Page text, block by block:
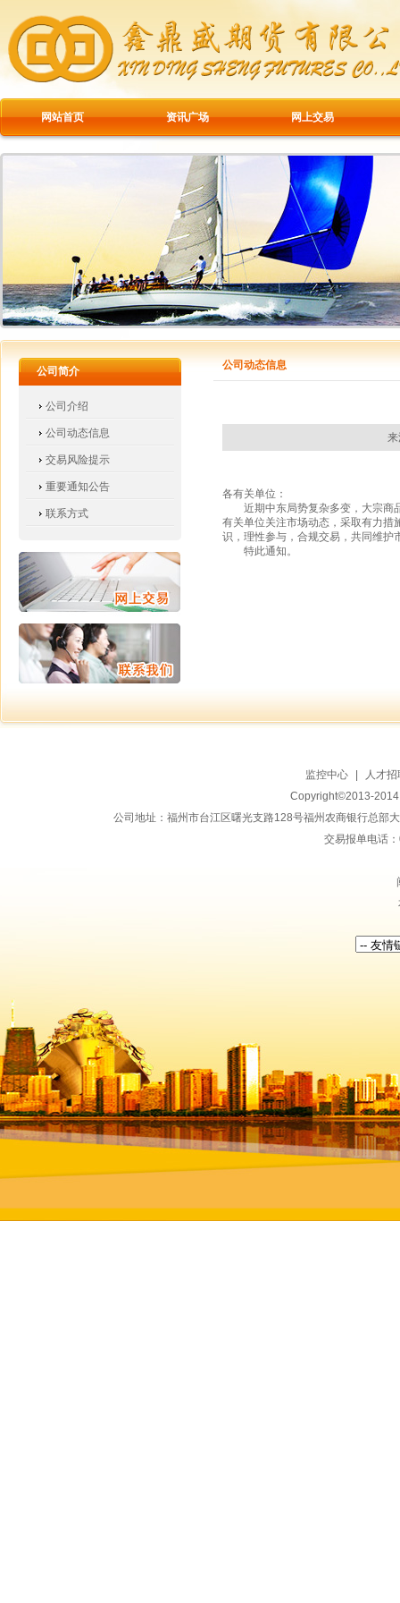
网站首页 资讯广场 网上交易
公司简介
公司介绍
公司动态信息
交易风险提示
重要通知公告
联系方式
公司动态信息
各有关单位：
近期中东局势复杂多变，大宗商
有关单位关注市场动态，采取有力措
识，理性参与，合规交易，共同维护
特此通知。
监控中心
人才招
Copyright©2013-
公司地址：福州市台江区曙光支路128号福州农商银行总
交易报单电话